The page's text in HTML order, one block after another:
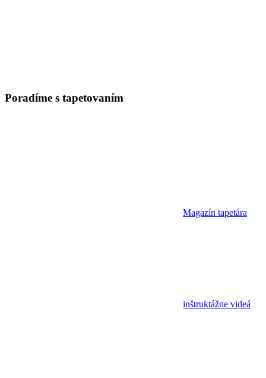
Poradíme s tapetovaním
Magazín tapetára
inštruktážne videá